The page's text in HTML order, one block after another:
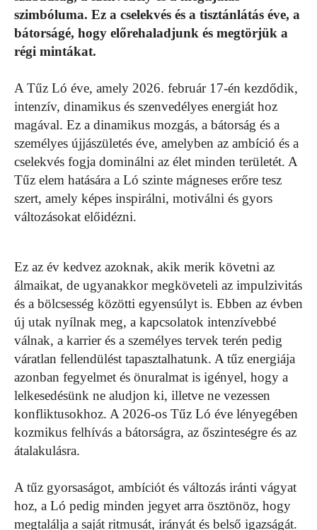
szimbóluma. Ez a cselekvés és a tisztánlátás éve, a
bátorságé, hogy előrehaladjunk és megtörjük a
régi mintákat.
A Tűz Ló éve, amely 2026. február 17-én kezdődik,
intenzív, dinamikus és szenvedélyes energiát hoz
magával. Ez a dinamikus mozgás, a bátorság és a
személyes újjászületés éve, amelyben az ambíció és a
cselekvés fogja dominálni az élet minden területét. A
Tűz elem hatására a Ló szinte mágneses erőre tesz
szert, amely képes inspirálni, motiválni és gyors
változásokat előidézni.
Ez az év kedvez azoknak, akik merik követni az
álmaikat, de ugyanakkor megköveteli az impulzivitás
és a bölcsesség közötti egyensúlyt is. Ebben az évben
új utak nyílnak meg, a kapcsolatok intenzívebbé
válnak, a karrier és a személyes tervek terén pedig
váratlan fellendülést tapasztalhatunk. A tűz energiája
azonban fegyelmet és önuralmat is igényel, hogy a
lelkesedésünk ne aludjon ki, illetve ne vezessen
konfliktusokhoz. A 2026-os Tűz Ló éve lényegében
kozmikus felhívás a bátorságra, az őszinteségre és az
átalakulásra.
A tűz gyorsaságot, ambíciót és változás iránti vágyat
hoz, a Ló pedig minden jegyet arra ösztönöz, hogy
megtalálja a saját ritmusát, irányát és belső igazságát.